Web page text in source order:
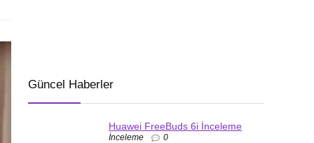
Güncel Haberler
Huawei FreeBuds 6i İnceleme
İnceleme 0